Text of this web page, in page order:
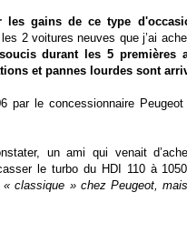
les gains de ce type
2 voitures neuves que j’ai
durant les 5 premières
et pannes lourdes sont
par le concessionnaire
un ami qui venait
le turbo du HDI 110 à
« classique » chez Peugeot,